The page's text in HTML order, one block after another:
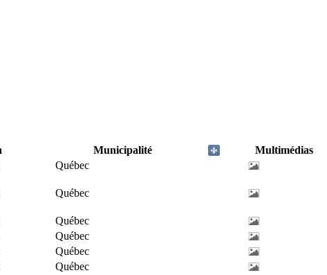
Municipalité
Multimédias
Québec
Québec
Québec
Québec
Québec
Québec